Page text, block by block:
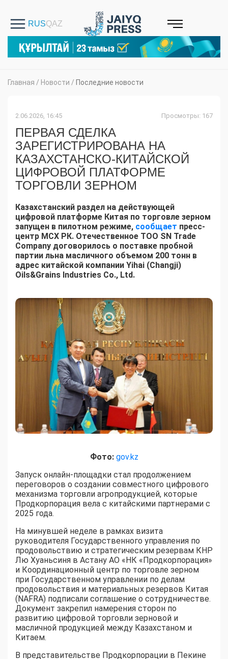
Главная / Новости / Последние новости
2.06.2026, 16:45 Просмотры: 167
ПЕРВАЯ СДЕЛКА
ЗАРЕГИСТРИРОВАНА НА
КАЗАХСТАНСКО-КИТАЙСКОЙ
ЦИФРОВОЙ ПЛАТФОРМЕ
ТОРГОВЛИ ЗЕРНОМ
Казахстанский раздел на действующей
цифровой платформе Китая по торговле зерном
запущен в пилотном режиме, сообщает пресс-
центр МСХ РК. Отечественное ТОО SN Trade
Company договорилось о поставке пробной
партии льна масличного объемом 200 тонн в
адрес китайской компании Yihai (Changji)
Oils&Grains Industries Co., Ltd.
Фото: gov.kz
Запуск онлайн-площадки стал продолжением
переговоров о создании совместного цифрового
механизма торговли агропродукцией, которые
Продкорпорация вела с китайскими партнерами с
2025 года.
На минувшей неделе в рамках визита
руководителя Государственного управления по
продовольствию и стратегическим резервам КНР
Лю Хуаньсиня в Астану АО «НК «Продкорпорация»
и Координационный центр по торговле зерном
при Государственном управлении по делам
продовольствия и материальных резервов Китая
(NAFRA) подписали соглашение о сотрудничестве.
Документ закрепил намерения сторон по
развитию цифровой торговли зерновой и
масличной продукцией между Казахстаном и
Китаем.
В представительстве Продкорпорации в Пекине